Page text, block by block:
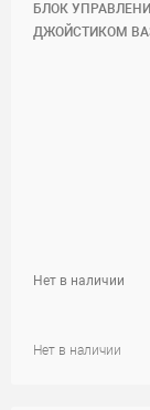
БЛОК
ДЖОЙСТИКОМ
Нет в наличии
Нет в наличии